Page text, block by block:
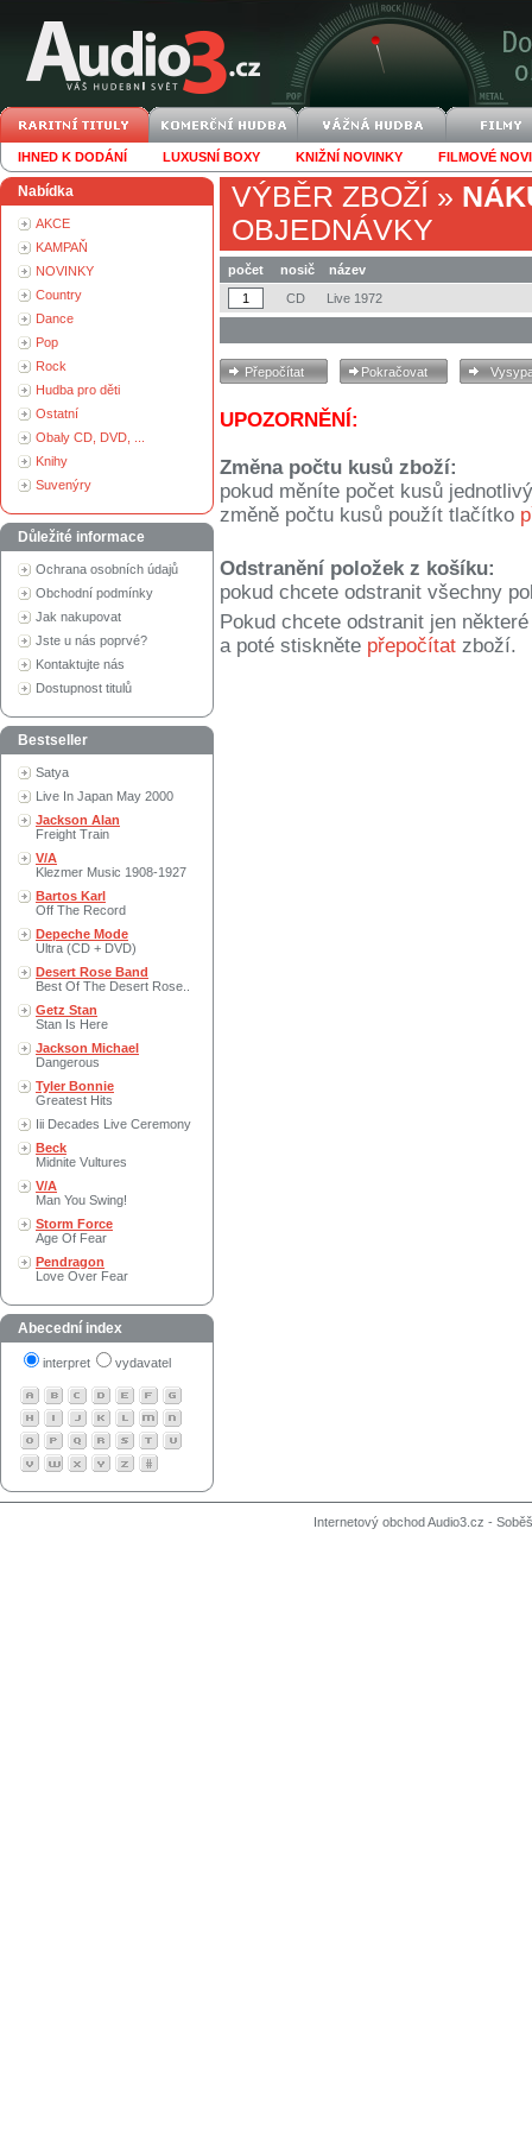
IHNED K DODÁNÍ LUXUSNÍ BOXY KNIŽNÍ NOVINKY FILMOVÉ
Nabídka
AKCE
KAMPAŇ
NOVINKY
Country
Dance
Pop
Rock
Hudba pro děti
Ostatní
Obaly CD, DVD, ...
Knihy
Suvenýry
Důležité informace
Ochrana osobních údajů
Obchodní podmínky
Jak nakupovat
Jste u nás poprvé?
Kontaktujte nás
Dostupnost titulů
Bestseller
Satya
Live In Japan May 2000
Jackson Alan
Freight Train
V/A
Klezmer Music 1908-1927
Bartos Karl
Off The Record
Depeche Mode
Ultra (CD + DVD)
Desert Rose Band
Best Of The Desert Rose..
Getz Stan
Stan Is Here
Jackson Michael
Dangerous
Tyler Bonnie
Greatest Hits
Iii Decades Live Ceremony
Beck
Midnite Vultures
V/A
Man You Swing!
Storm Force
Age Of Fear
Pendragon
Love Over Fear
Abecední index
interpret vydavatel
VÝBĚR ZBOŽÍ »
OBJEDNÁVKY
počet nosič
název
CD
Live 1972
UPOZORNĚNÍ:
Změna počtu kusů zboží:
pokud měníte počet kusů
změně počtu kusů použít tlačítko
Odstranění položek z košíku:
pokud chcete odstranit všechny
Pokud chcete odstranit jen
a poté stiskněte přepočítat zboží.
Internetový obchod Audio3.cz -